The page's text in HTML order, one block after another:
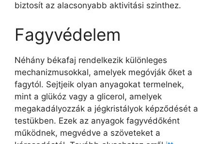
biztosít az alacsonyabb aktivitási szinthez.
Fagyvédelem
Néhány békafaj rendelkezik különleges
mechanizmusokkal, amelyek megóvják őket a
fagytól. Sejtjeik olyan anyagokat termelnek,
mint a glükóz vagy a glicerol, amelyek
megakadályozzák a jégkristályok képződését a
testükben. Ezek az anyagok fagyvédőként
működnek, megvédve a szöveteket a